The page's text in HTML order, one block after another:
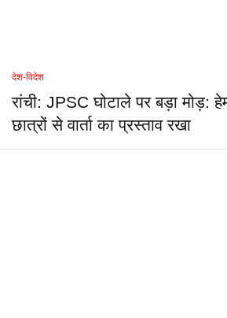
देश-विदेश
रांची: JPSC घोटाले पर बड़ा मोड़:
छात्रों से वार्ता का प्रस्ताव रखा